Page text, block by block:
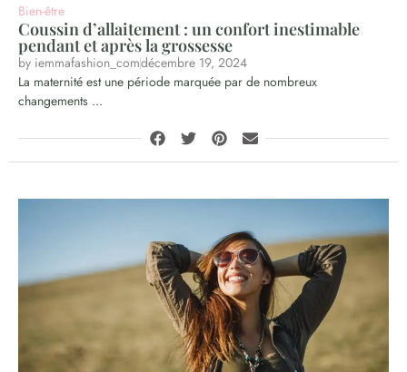
Bien-être
Coussin d’allaitement : un confort inestimable
pendant et après la grossesse
by iemmafashion_comdécembre 19, 2024
La maternité est une période marquée par de nombreux
changements ...